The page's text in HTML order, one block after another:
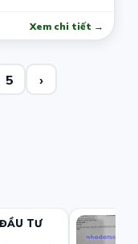
Xem chi tiết →
5 ›
TƯ